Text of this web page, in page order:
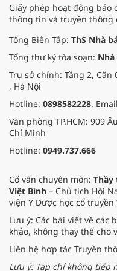
Giấy phép hoạt động báo
thông tin và truyền thông
Tổng Biên Tập: ThS Nhà
Tổng thư ký tòa soạn:
Trụ sở chính: Tầng 2, Căn
, Hà Nội
Hotline: 0898582228.
Văn phòng TP.HCM: 909
Chí Minh
Hotline: 0949.737.666
Cố vấn chuyên môn: Thầy
Việt Bình – Chủ tịch Hội
viện Y Dược học cổ truyền
Lưu ý: Các bài viết về các
khảo, không thay thế cho
Liên hệ hợp tác Truyền
Lưu ý: Tạp chí không tiếp